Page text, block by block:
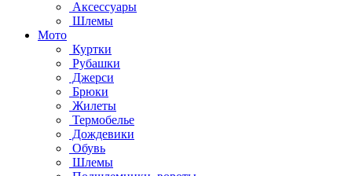
Аксессуары
Шлемы
Мото
Куртки
Рубашки
Джерси
Брюки
Жилеты
Термобелье
Дождевики
Обувь
Шлемы